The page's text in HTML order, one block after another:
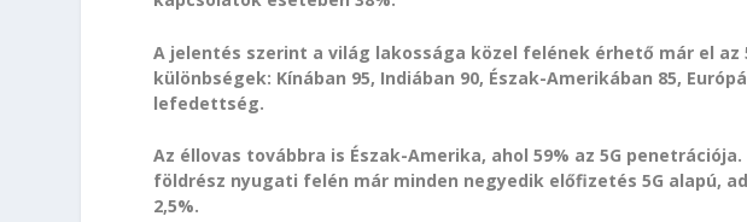
A jelentés szerint a világ lakossága közel felének érhető már el az
különbségek: Kínában 95, Indiában 90, Észak-Amerikában 85,
lefedettség.
Az éllovas továbbra is Észak-Amerika, ahol 59% az 5G
földrész nyugati felén már minden negyedik előfizetés 5G alapú,
2,5%.